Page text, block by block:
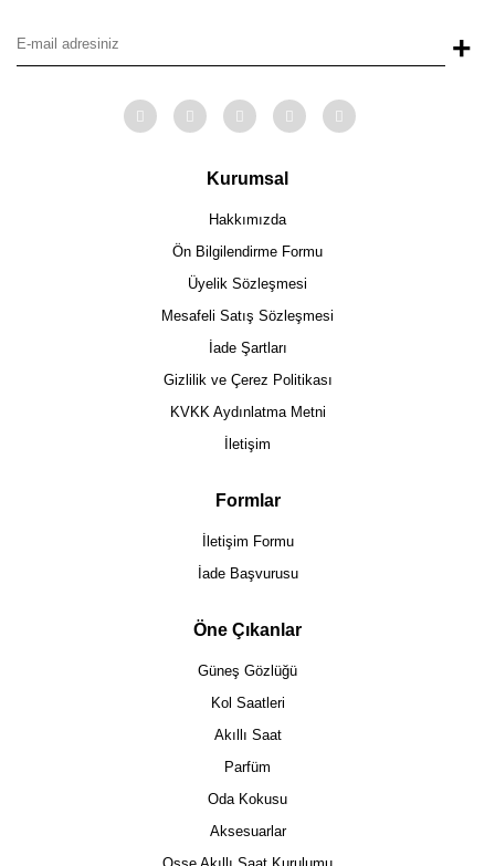
+
Kurumsal
Hakkımızda
Ön Bilgilendirme Formu
Üyelik Sözleşmesi
Mesafeli Satış Sözleşmesi
İade Şartları
Gizlilik ve Çerez Politikası
KVKK Aydınlatma Metni
İletişim
Formlar
İletişim Formu
İade Başvurusu
Öne Çıkanlar
Güneş Gözlüğü
Kol Saatleri
Akıllı Saat
Parfüm
Oda Kokusu
Aksesuarlar